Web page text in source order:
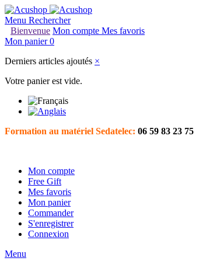
Menu Rechercher
Bienvenue Mon compte Mes favoris
Mon panier 0
Derniers articles ajoutés ×
Votre panier est vide.
Formation au matériel Sedatelec: 06 59 83 23 75
Mon compte
Free Gift
Mes favoris
Mon panier
Commander
S'enregistrer
Connexion
Menu